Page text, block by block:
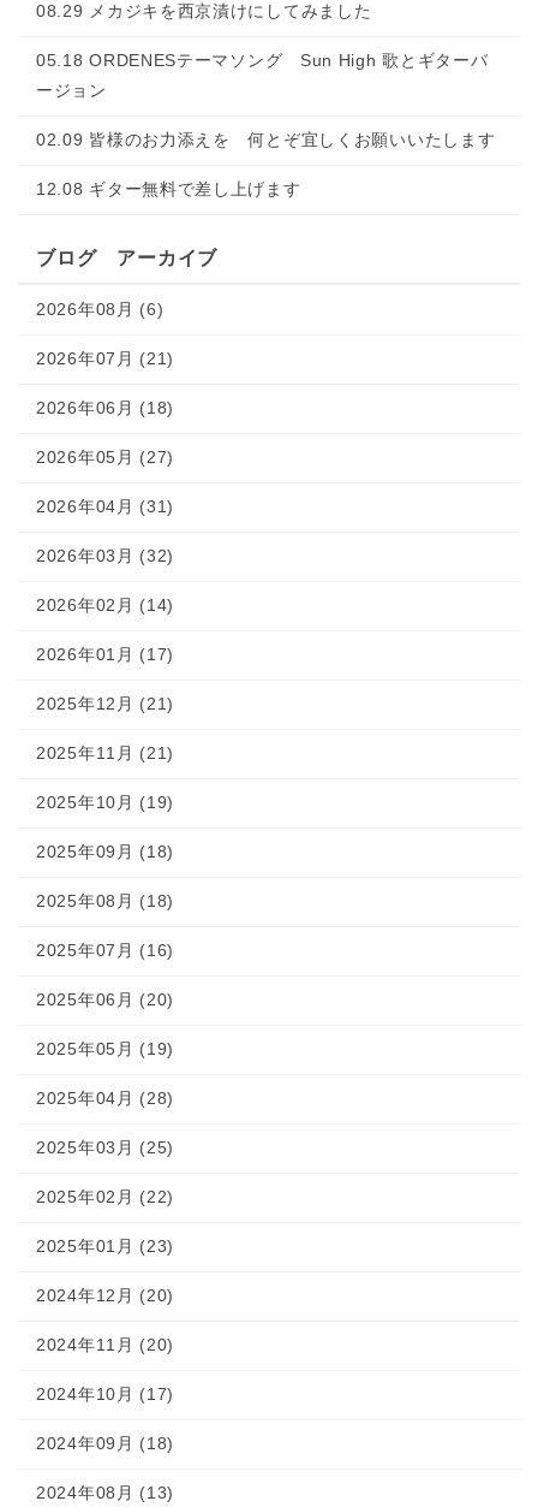
08.29 メカジキを西京漬けにしてみました
05.18 ORDENESテーマソング Sun High 歌とギターバ
ージョン
02.09 皆様のお力添えを 何とぞ宜しくお願いいたします
12.08 ギター無料で差し上げます
ブログ アーカイブ
2026年08月 (6)
2026年07月 (21)
2026年06月 (18)
2026年05月 (27)
2026年04月 (31)
2026年03月 (32)
2026年02月 (14)
2026年01月 (17)
2025年12月 (21)
2025年11月 (21)
2025年10月 (19)
2025年09月 (18)
2025年08月 (18)
2025年07月 (16)
2025年06月 (20)
2025年05月 (19)
2025年04月 (28)
2025年03月 (25)
2025年02月 (22)
2025年01月 (23)
2024年12月 (20)
2024年11月 (20)
2024年10月 (17)
2024年09月 (18)
2024年08月 (13)